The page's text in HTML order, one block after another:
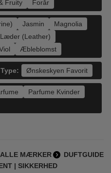
Jasmin
Magnolia
Læder (Leather)
Æbleblomst
Fruity Forår
Type: Ønskeskyen Favorit
Parfume Kvinder
ALLE MÆRKER
DUFTGUIDE
| SIKKERHED